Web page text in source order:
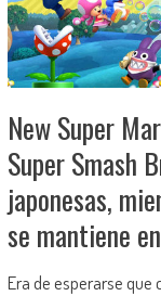
New Super
Super Smash
japonesas,
se mantiene
Era de esperarse que